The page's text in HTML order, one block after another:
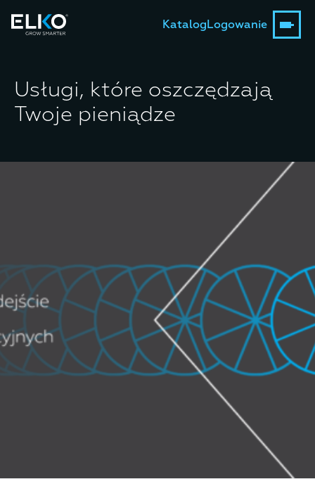
KatalogLogowanie
Usługi, które oszczędzają
Twoje pieniądze